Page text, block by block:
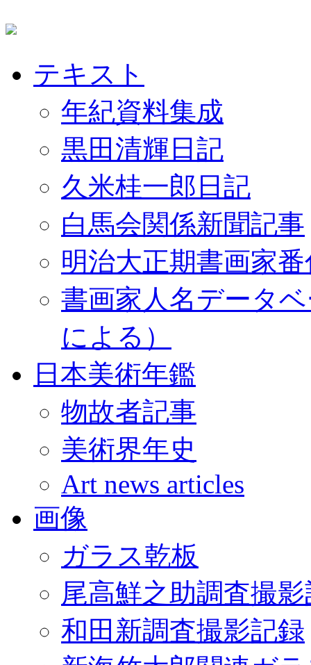
テキスト
年紀資料集成
黒田清輝日記
久米桂一郎日記
白馬会関係新聞記事
明治大正期書画家
書画家人名データ
による）
日本美術年鑑
物故者記事
美術界年史
Art news articles
画像
ガラス乾板
尾高鮮之助調査撮
和田新調査撮影記録